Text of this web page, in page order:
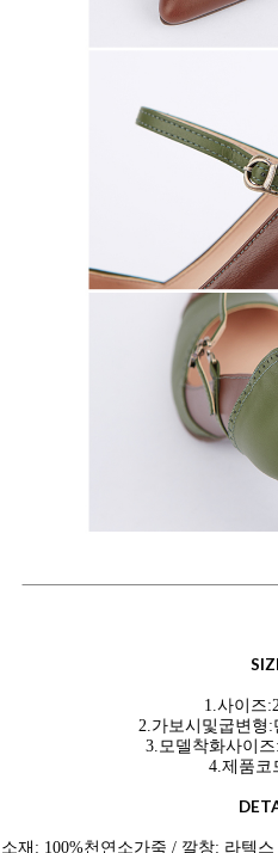
1.사이즈
2.가보시및굽변형:
3.모델착화사이
4.제품코
소재: 100%천연소가죽 / 깔창: 라텍